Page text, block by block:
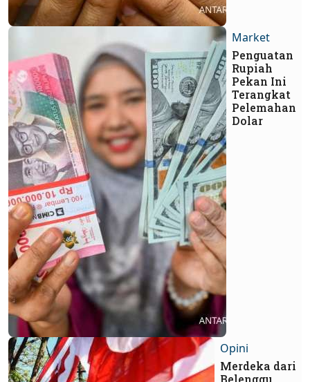
Market
Penguatan
Rupiah
Pekan Ini
Terangkat
Pelemahan
Dolar
Opini
Merdeka dari
Belenggu